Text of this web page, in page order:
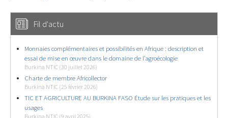
Fil d'actu
Monnaies complémentaires et possibilités en Afrique : description et
essai de mise en œuvre dans le domaine de l’agroécologie
Burkina NTIC (30 juillet 2026)
Charte de membre Africollector
Burkina NTIC (25 février 2026)
TIC ET AGRICULTURE AU BURKINA FASO Étude sur les pratiques et les
usages
Burkina NTIC (9 avril 2025)